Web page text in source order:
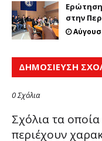
στην
ΔΗΜΟΣΊΕΥΣΗ
0 Σχόλια
Σχόλια τα οποία
περιέχουν